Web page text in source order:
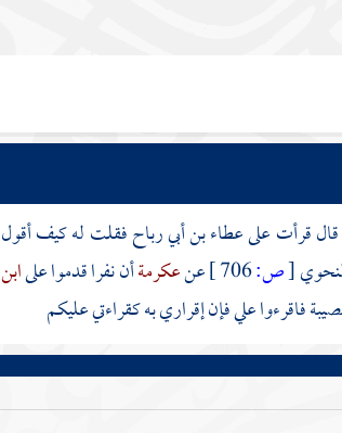
قال قرأت علىعطاء بن أبي رباحفقلت له كيف
[ص: عنعكرمةأن نفرا قدموا على
فاقرءوا علي فإن إقراري به كقراءتي عليكم